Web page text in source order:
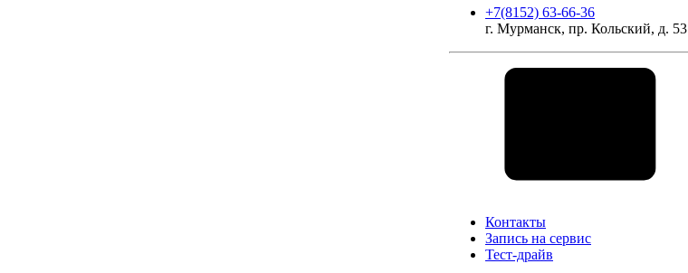
+7(8152) 63-66-36
г. Мурманск, пр. Кольский, д. 53
Контакты
Запись на сервис
Тест-драйв